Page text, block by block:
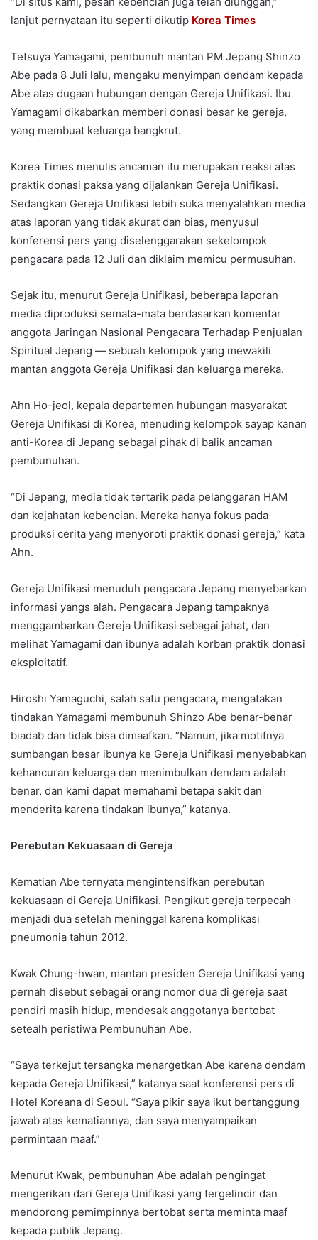
lanjut pernyataan itu seperti dikutip Korea Times
Tetsuya Yamagami, pembunuh mantan PM Jepang Shinzo
Abe pada 8 Juli lalu, mengaku menyimpan dendam kepada
Abe atas dugaan hubungan dengan Gereja Unifikasi. Ibu
Yamagami dikabarkan memberi donasi besar ke gereja,
yang membuat keluarga bangkrut.
Korea Times menulis ancaman itu merupakan reaksi atas
praktik donasi paksa yang dijalankan Gereja Unifikasi.
Sedangkan Gereja Unifikasi lebih suka menyalahkan media
atas laporan yang tidak akurat dan bias, menyusul
konferensi pers yang diselenggarakan sekelompok
pengacara pada 12 Juli dan diklaim memicu permusuhan.
Sejak itu, menurut Gereja Unifikasi, beberapa laporan
media diproduksi semata-mata berdasarkan komentar
anggota Jaringan Nasional Pengacara Terhadap Penjualan
Spiritual Jepang — sebuah kelompok yang mewakili
mantan anggota Gereja Unifikasi dan keluarga mereka.
Ahn Ho-jeol, kepala departemen hubungan masyarakat
Gereja Unifikasi di Korea, menuding kelompok sayap kanan
anti-Korea di Jepang sebagai pihak di balik ancaman
pembunuhan.
“Di Jepang, media tidak tertarik pada pelanggaran HAM
dan kejahatan kebencian. Mereka hanya fokus pada
produksi cerita yang menyoroti praktik donasi gereja,” kata
Ahn.
Gereja Unifikasi menuduh pengacara Jepang menyebarkan
informasi yangs alah. Pengacara Jepang tampaknya
menggambarkan Gereja Unifikasi sebagai jahat, dan
melihat Yamagami dan ibunya adalah korban praktik donasi
eksploitatif.
Hiroshi Yamaguchi, salah satu pengacara, mengatakan
tindakan Yamagami membunuh Shinzo Abe benar-benar
biadab dan tidak bisa dimaafkan. “Namun, jika motifnya
sumbangan besar ibunya ke Gereja Unifikasi menyebabkan
kehancuran keluarga dan menimbulkan dendam adalah
benar, dan kami dapat memahami betapa sakit dan
menderita karena tindakan ibunya,” katanya.
Perebutan Kekuasaan di Gereja
Kematian Abe ternyata mengintensifkan perebutan
kekuasaan di Gereja Unifikasi. Pengikut gereja terpecah
menjadi dua setelah meninggal karena komplikasi
pneumonia tahun 2012.
Kwak Chung-hwan, mantan presiden Gereja Unifikasi yang
pernah disebut sebagai orang nomor dua di gereja saat
pendiri masih hidup, mendesak anggotanya bertobat
setealh peristiwa Pembunuhan Abe.
“Saya terkejut tersangka menargetkan Abe karena dendam
kepada Gereja Unifikasi,” katanya saat konferensi pers di
Hotel Koreana di Seoul. “Saya pikir saya ikut bertanggung
jawab atas kematiannya, dan saya menyampaikan
permintaan maaf.”
Menurut Kwak, pembunuhan Abe adalah pengingat
mengerikan dari Gereja Unifikasi yang tergelincir dan
mendorong pemimpinnya bertobat serta meminta maaf
kepada publik Jepang.